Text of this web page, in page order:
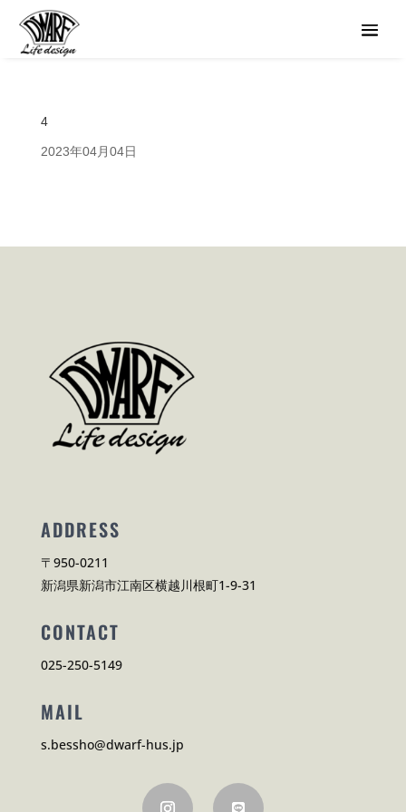
4
2023年04月04日
ADDRESS
〒950-0211
新潟県新潟市江南区横越川根町1-9-31
CONTACT
025-250-5149
MAIL
s.bessho@dwarf-hus.jp